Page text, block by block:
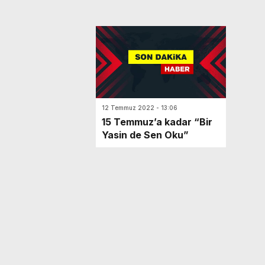
12 Temmuz 2022 - 13:06
15 Temmuz’a kadar “Bir
Yasin de Sen Oku”